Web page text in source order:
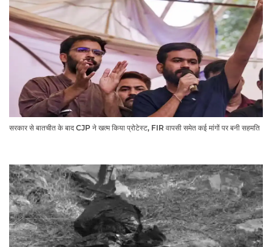
सरकार से बातचीत के बाद CJP ने खत्म किया प्रोटेस्ट, FIR वापसी समेत कई मांगों पर बनी सहमति